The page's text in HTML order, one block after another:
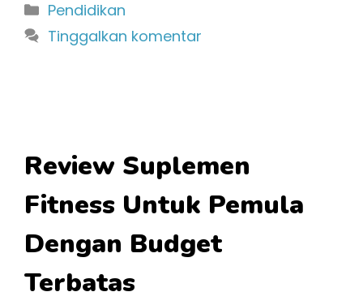
Kategori
Pendidikan
Tinggalkan komentar
Review Suplemen
Fitness Untuk Pemula
Dengan Budget
Terbatas